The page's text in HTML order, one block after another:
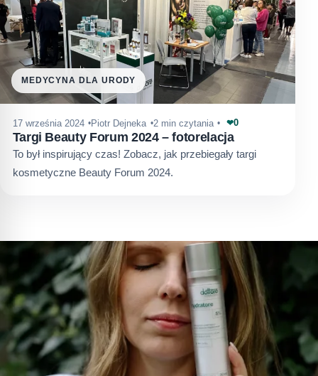
MEDYCYNA DLA URODY
17 września 2024 Piotr Dejneka 2 min czytania ❤0
Targi Beauty Forum 2024 – fotorelacja
To był inspirujący czas! Zobacz, jak przebiegały targi
kosmetyczne Beauty Forum 2024.